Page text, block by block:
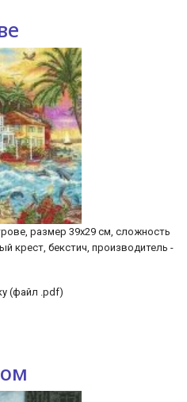
размер 39х29 см, сложность
крест, бекстич, производитель -
(файл .pdf)